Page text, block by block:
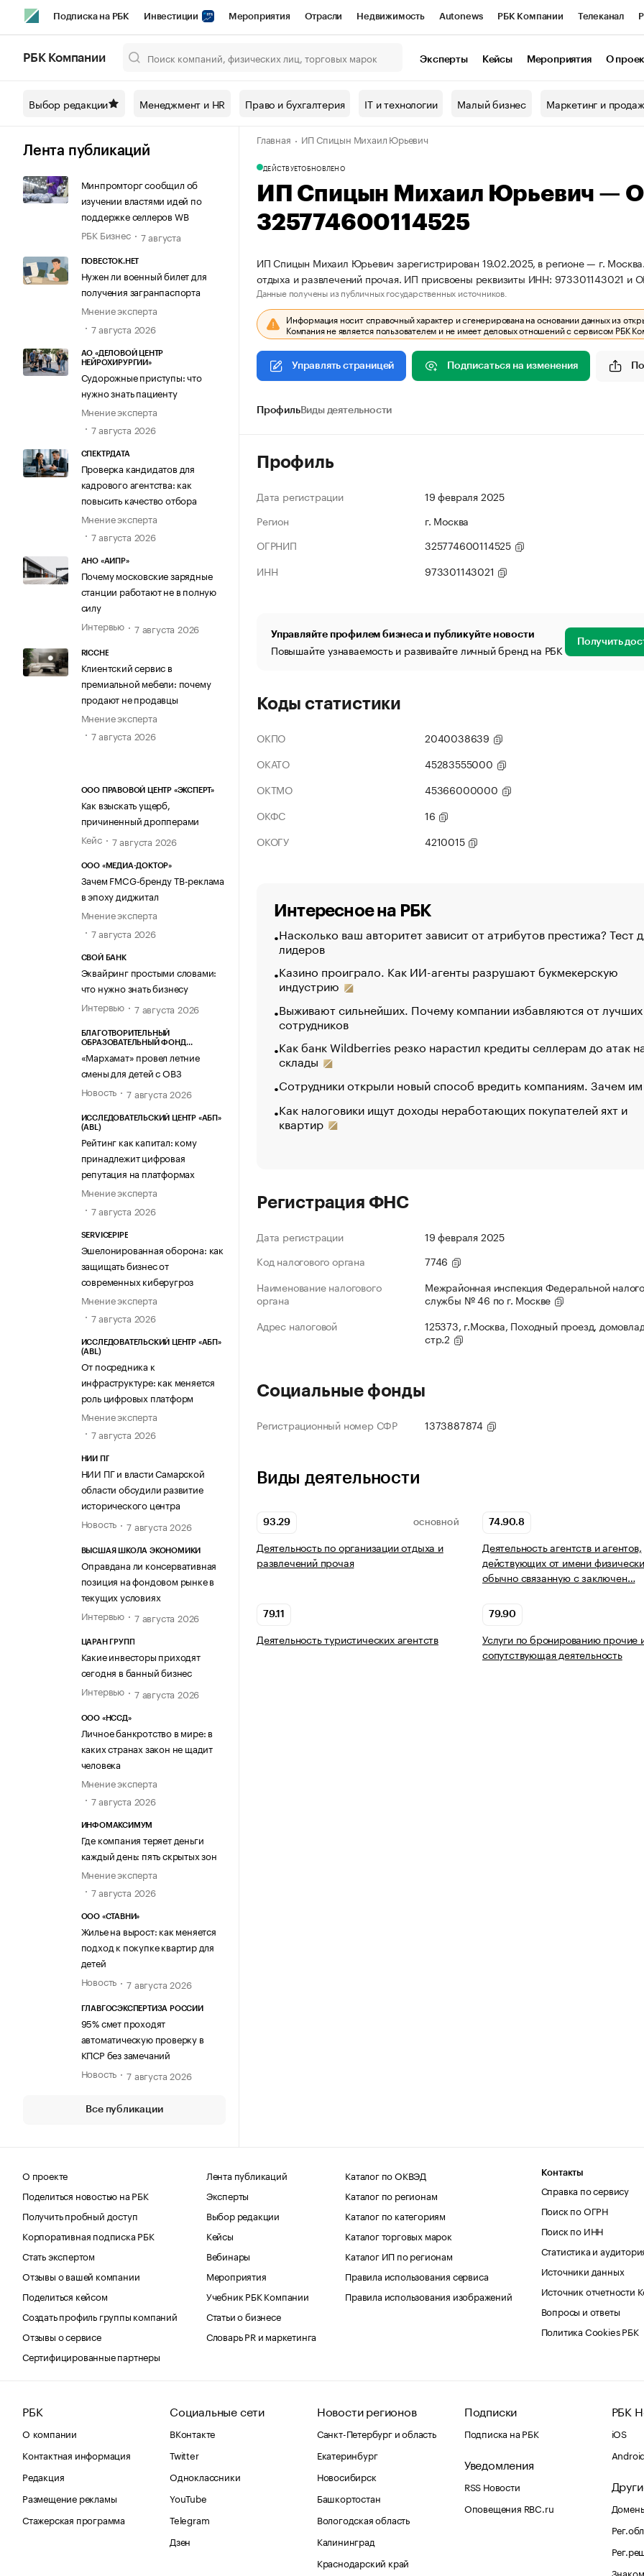
Подписка на РБК Инвестиции Мероприятия Отрасли Недвижимость Autonews РБК Компании Телеканал
Спецпроекты СПб Конференции СПб Спецпроекты Проверка контрагентов
Технологии и медиа Рынок наличной валюты
РБК Компании Эксперты Кейсы Мероприятия О
Выбор редакции Менеджмент и HR Право и бухгалтерия IT и технологии Малый бизнес Маркетинг и
Лента публикаций
Минпромторг сообщил об
изучении властями идей по
поддержке селлеров WB
РБК Бизнес
7 августа
ПОВЕСТОК.НЕТ
Нужен ли военный билет для
получения загранпаспорта
Мнение эксперта
7 августа 2026
АО «ДЕЛОВОЙ ЦЕНТР
НЕЙРОХИРУРГИИ»
Судорожные приступы: что
нужно знать пациенту
Мнение эксперта
7 августа 2026
СПЕКТРДАТА
Проверка кандидатов для
кадрового агентства: как
повысить качество отбора
Мнение эксперта
7 августа 2026
АНО «АИПР»
Почему московские зарядные
станции работают не в полную
силу
Интервью
7 августа 2026
RICCHE
Клиентский сервис в
премиальной мебели: почему
продают не продавцы
Мнение эксперта
7 августа 2026
ООО ПРАВОВОЙ ЦЕНТР «ЭКСПЕРТ»
Как взыскать ущерб,
причиненный дропперами
Кейс
7 августа 2026
ООО «МЕДИА-ДОКТОР»
Зачем FMCG-бренду ТВ-реклама
в эпоху диджитал
Мнение эксперта
7 августа 2026
СВОЙ БАНК
Эквайринг простыми словами:
что нужно знать бизнесу
Интервью
7 августа 2026
БЛАГОТВОРИТЕЛЬНЫЙ
ОБРАЗОВАТЕЛЬНЫЙ ФОНД
«Мархамат» провел летние
смены для детей с ОВЗ
Новость
7 августа 2026
ИССЛЕДОВАТЕЛЬСКИЙ ЦЕНТР «АБП»
(ABL)
Рейтинг как капитал: кому
принадлежит цифровая
репутация на платформах
Мнение эксперта
7 августа 2026
SERVICEPIPE
Эшелонированная оборона: как
защищать бизнес от
современных киберугроз
Мнение эксперта
7 августа 2026
ИССЛЕДОВАТЕЛЬСКИЙ ЦЕНТР «АБП»
(ABL)
От посредника к
инфраструктуре: как меняется
роль цифровых платформ
Мнение эксперта
7 августа 2026
НИИ ПГ
НИИ ПГ и власти Самарской
области обсудили развитие
исторического центра
Новость
7 августа 2026
ВЫСШАЯ ШКОЛА ЭКОНОМИКИ
Оправдана ли консервативная
позиция на фондовом рынке в
текущих условиях
Интервью
7 августа 2026
ЦАРАН ГРУПП
Какие инвесторы приходят
сегодня в банный бизнес
Интервью
7 августа 2026
ООО «НССД»
Личное банкротство в мире: в
каких странах закон не щадит
человека
Мнение эксперта
7 августа 2026
ИНФОМАКСИМУМ
Где компания теряет деньги
каждый день: пять скрытых зон
Мнение эксперта
7 августа 2026
ООО «СТАВНИ»
Жилье на вырост: как меняется
подход к покупке квартир для
детей
Новость
7 августа 2026
ГЛАВГОСЭКСПЕРТИЗА РОССИИ
95% смет проходят
автоматическую проверку в
КПСР без замечаний
Новость
7 августа 2026
Все публикации
Главная ИП Спицын Михаил Юрьевич
ДЕЙСТВУЕТОБНОВЛЕНО
ИП Спицын Михаил Юрьевич —
325774600114525
ИП Спицын Михаил Юрьевич зарегистрирован 19.02.2025, в регионе — г.
отдыха и развлечений прочая. ИП присвоены реквизиты ИНН: 973301143021 и
Данные получены из публичных государственных источников.
Информация носит справочный характер и сгенерирована на основании данных из
Компания не является пользователем и не имеет деловых отношений с сервисом РБК
Управлять страницей Подписаться на изменения
ПрофильВиды деятельности
Профиль
Дата регистрации
19 февраля 2025
Регион
г. Москва
ОГРНИП
325774600114525
ИНН
973301143021
Управляйте профилем бизнеса и публикуйте новости
Повышайте узнаваемость и развивайте личный бренд на РБК Получить
Коды статистики
ОКПО
2040038639
ОКАТО
45283555000
ОКТМО
45366000000
ОКФС
16
ОКОГУ
4210015
Интересное на РБК
Насколько ваш авторитет зависит от атрибутов престижа? Тест
лидеров
Казино проиграло. Как ИИ-агенты разрушают букмекерскую
индустрию
Выживают сильнейших. Почему компании избавляются от лучших
сотрудников
Как банк Wildberries резко нарастил кредиты селлерам до атак
склады
Сотрудники открыли новый способ вредить компаниям. Зачем
Как налоговики ищут доходы неработающих покупателей яхт и
квартир
Регистрация ФНС
Дата регистрации
19 февраля 2025
Код налогового органа
7746
Наименование налогового
органа
Межрайонная инспекция Федеральной
службы № 46 по г. Москве
Адрес налоговой
125373, г.Москва, Походный проезд,
стр.2
Социальные фонды
Регистрационный номер СФР 1373887874
Виды деятельности
93.29 ОСНОВНОЙ
Деятельность по организации отдыха и
развлечений прочая
74.90.8
Деятельность агентств и агентов,
действующих от имени
обычно связанную с заключен…
79.11
Деятельность туристических агентств
79.90
Услуги по бронированию прочие
сопутствующая деятельность
О проекте
Поделиться новостью на РБК
Получить пробный доступ
Корпоративная подписка РБК
Стать экспертом
Отзывы о вашей компании
Поделиться кейсом
Создать профиль группы компаний
Отзывы о сервисе
Сертифицированные партнеры
Лента публикаций
Эксперты
Выбор редакции
Кейсы
Вебинары
Мероприятия
Учебник РБК Компании
Статьи о бизнесе
Словарь PR и маркетинга
Каталог по ОКВЭД
Каталог по регионам
Каталог по категориям
Каталог торговых марок
Каталог ИП по регионам
Правила использования сервиса
Правила использования изображений
Контакты
Справка по сервису
Поиск по ОГРН
Поиск по ИНН
Статистика и
Источники данных
Источник отчетности
Вопросы и ответы
Политика Cookies РБК
РБК
О компании
Контактная информация
Редакция
Размещение рекламы
Стажерская программа
Социальные сети
ВКонтакте
Twitter
Одноклассники
YouTube
Telegram
Дзен
Новости регионов
Санкт-Петербург и область
Екатеринбург
Новосибирск
Башкортостан
Вологодская область
Калининград
Краснодарский край
Подписки
Подписка на РБК
Уведомления
RSS Новости
Оповещения RBC.ru
РБК
iOS